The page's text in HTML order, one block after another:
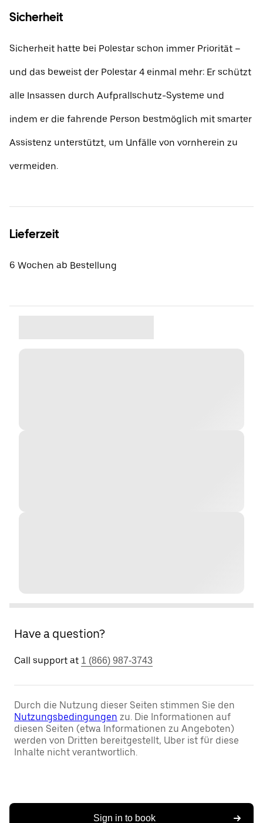
Sicherheit
Sicherheit hatte bei Polestar schon immer Priorität –
und das beweist der Polestar 4 einmal mehr: Er schützt
alle Insassen durch Aufprallschutz-Systeme und
indem er die fahrende Person bestmöglich mit smarter
Assistenz unterstützt, um Unfälle von vornherein zu
vermeiden.
Lieferzeit
6 Wochen ab Bestellung
Have a question?
Call support at 1 (866) 987-3743
Durch die Nutzung dieser Seiten stimmen Sie den
Nutzungsbedingungen zu. Die Informationen auf
diesen Seiten (etwa Informationen zu Angeboten)
werden von Dritten bereitgestellt, Uber ist für diese
Inhalte nicht verantwortlich.
Sign in to book